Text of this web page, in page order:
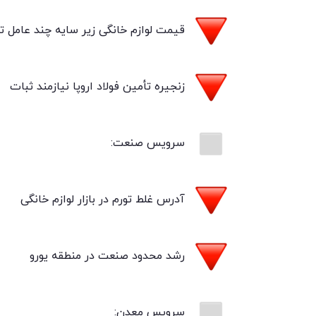
قیمت لوازم خانگی زیر سایه چند عامل
زنجیره تأمین فولاد اروپا نیازمند ثبات
سرویس صنعت:
آدرس غلط تورم در بازار لوازم خانگی
رشد محدود صنعت در منطقه یورو
سرویس معدن: